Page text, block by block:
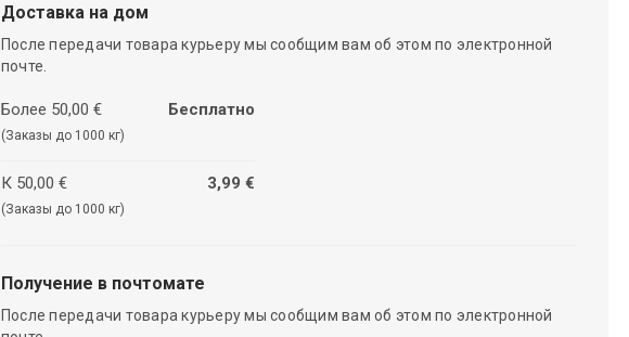
Доставка на дом
После передачи товара курьеру мы сообщим вам об этом по электронной
почте.
Более 50,00 €
(Заказы до 1000 кг)
Бесплатно
К 50,00 €
(Заказы до 1000 кг)
3,99 €
Получение в почтомате
После передачи товара курьеру мы сообщим вам об этом по электронной